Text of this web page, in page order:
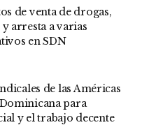
de venta de drogas,
arresta a varias
en SDN
de las Américas
para
y el trabajo decente